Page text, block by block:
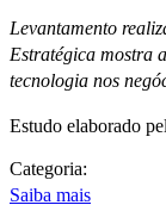
Levantamento
Estratégica mostra
tecnologia nos
Estudo elaborado
Categoria:
Saiba mais